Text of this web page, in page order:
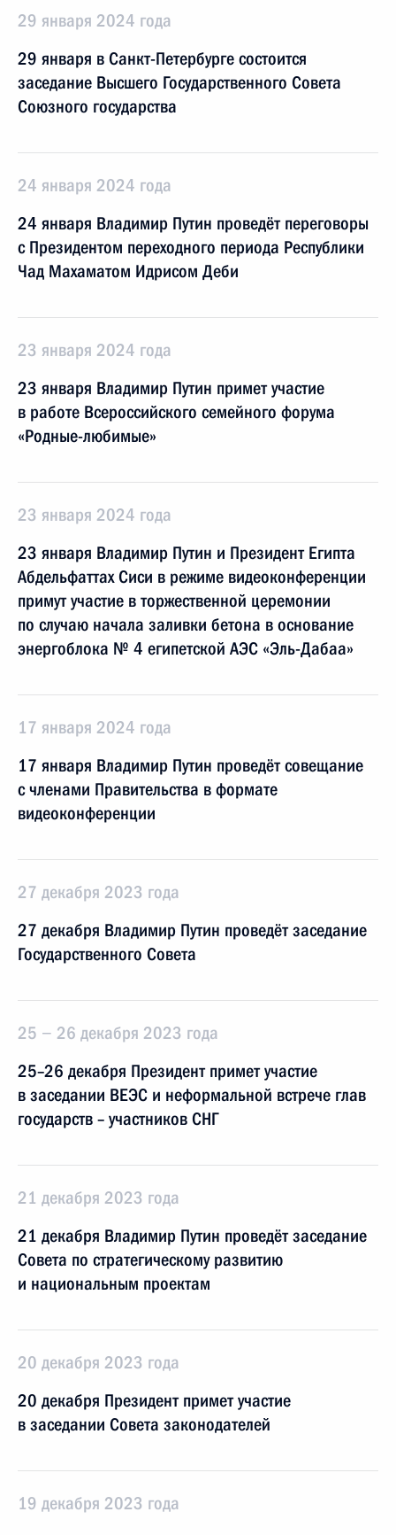
29 января 2024 года
29 января в Санкт-Петербурге состоится
заседание Высшего Государственного Совета
Союзного государства
24 января 2024 года
24 января Владимир Путин проведёт переговоры
с Президентом переходного периода Республики
Чад Махаматом Идрисом Деби
23 января 2024 года
23 января Владимир Путин примет участие
в работе Всероссийского семейного форума
«Родные-любимые»
23 января 2024 года
23 января Владимир Путин и Президент Египта
Абдельфаттах Сиси в режиме видеоконференции
примут участие в торжественной церемонии
по случаю начала заливки бетона в основание
энергоблока № 4 египетской АЭС «Эль-Дабаа»
17 января 2024 года
17 января Владимир Путин проведёт совещание
с членами Правительства в формате
видеоконференции
27 декабря 2023 года
27 декабря Владимир Путин проведёт заседание
Государственного Совета
25 − 26 декабря 2023 года
25–26 декабря Президент примет участие
в заседании ВЕЭС и неформальной встрече глав
государств – участников СНГ
21 декабря 2023 года
21 декабря Владимир Путин проведёт заседание
Совета по стратегическому развитию
и национальным проектам
20 декабря 2023 года
20 декабря Президент примет участие
в заседании Совета законодателей
19 декабря 2023 года